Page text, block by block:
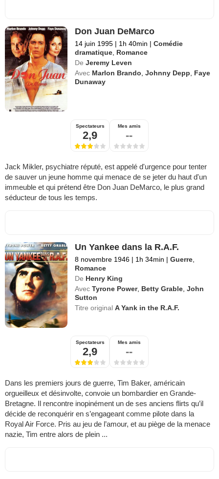
Don Juan DeMarco
14 juin 1995 | 1h 40min | Comédie
dramatique, Romance
De Jeremy Leven
Avec Marlon Brando,Johnny Depp, Faye
Dunaway
Spectateurs
2,9
Mes amis
--
Jack Mikler, psychiatre réputé, est appelé d'urgence pour tenter
de sauver un jeune homme qui menace de se jeter du haut d'un
immeuble et qui prétend être Don Juan DeMarco, le plus grand
séducteur de tous les temps.
Un Yankee dans la R.A.F.
8 novembre 1946 | 1h 34min | Guerre,
Romance
De Henry King
Avec Tyrone Power, Betty Grable,John
Sutton
Titre originalA Yank in the R.A.F.
Spectateurs
2,9
Mes amis
--
Dans les premiers jours de guerre, Tim Baker, américain
orgueilleux et désinvolte, convoie un bombardier en Grande-
Bretagne. Il rencontre inopinément un de ses anciens flirts qu’il
décide de reconquérir en s’engageant comme pilote dans la
Royal Air Force. Pris au jeu de l’amour, et au piège de la menace
nazie, Tim entre alors de plein ...